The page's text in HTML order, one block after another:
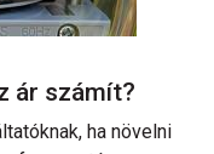
ár számít?
ha növelni